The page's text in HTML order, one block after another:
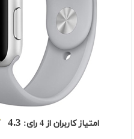
امتیاز کاربران از4 رای: 4.3